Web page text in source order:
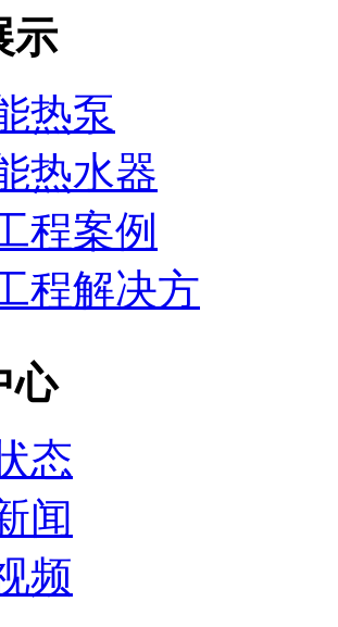
示
热泵
热水器
程案例
程解决方
心
态
闻
频